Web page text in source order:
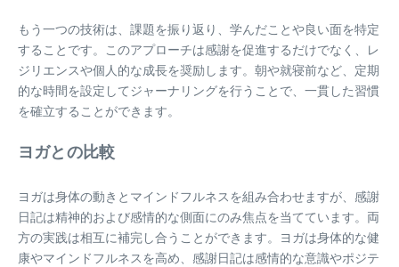
もう一つの技術は、課題を振り返り、学んだことや良い面を特定
することです。このアプローチは感謝を促進するだけでなく、レ
ジリエンスや個人的な成長を奨励します。朝や就寝前など、定期
的な時間を設定してジャーナリングを行うことで、一貫した習慣
を確立することができます。
ヨガとの比較
ヨガは身体の動きとマインドフルネスを組み合わせますが、感謝
日記は精神的および感情的な側面にのみ焦点を当てています。両
方の実践は相互に補完し合うことができます。ヨガは身体的な健
康やマインドフルネスを高め、感謝日記は感情的な意識やポジテ